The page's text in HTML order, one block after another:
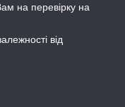
на перевірку на
від